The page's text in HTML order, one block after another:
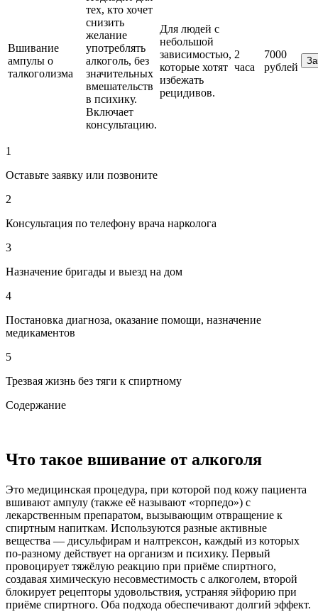
Вшивание
ампулы о
талкоголизма
тех, кто хочет
снизить
желание
употреблять
алкоголь, без
значительных
вмешательств
в психику.
Включает
консультацию.
Для людей с
небольшой
зависимостью,
которые хотят
избежать
рецидивов.
2
часа
7000
рублей
1
Оставьте заявку или позвоните
2
Консультация по телефону врача нарколога
3
Назначение бригады и выезд на дом
4
Постановка диагноза, оказание помощи, назначение
медикаментов
5
Трезвая жизнь без тяги к спиртному
Содержание
Что такое вшивание от алкоголя
Это медицинская процедура, при которой под кожу пациента
вшивают ампулу (также её называют «торпедо») с
лекарственным препаратом, вызывающим отвращение к
спиртным напиткам. Используются разные активные
вещества — дисульфирам и налтрексон, каждый из которых
по-разному действует на организм и психику. Первый
провоцирует тяжёлую реакцию при приёме спиртного,
создавая химическую несовместимость с алкоголем, второй
блокирует рецепторы удовольствия, устраняя эйфорию при
приёме спиртного. Оба подхода обеспечивают долгий эффект.